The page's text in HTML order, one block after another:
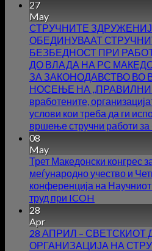
27
May
СТРУЧНИТЕ
ОБЕДИНУВААТ
БЕЗБЕДНОСТ ПРИ
ДО ВЛАДА НА РС
ЗА ЗАКОНОДАВСТВО ВО
НОСЕЊЕ НА
вработените,
услови кои треба да ги
вршење стручни работи за
08
May
Трет Македонски конгрес
меѓународно учество и
конференција на
труд при ICOH
28
Apr
28 АПРИЛ – СВЕТСКИОТ
ОРГАНИЗАЦИЈА НА